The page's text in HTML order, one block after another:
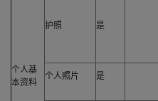
个人基
本资料
护照 是
个人照片 是